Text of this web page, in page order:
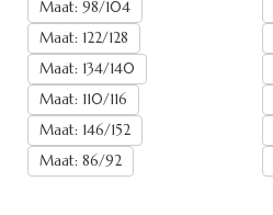
Maat: 98/104
Maat: 122/128
Maat: 134/140
Maat: 110/116
Maat: 146/152
Maat: 86/92